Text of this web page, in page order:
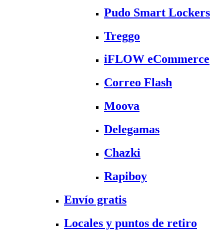
Pudo Smart Lockers
Treggo
iFLOW eCommerce
Correo Flash
Moova
Delegamas
Chazki
Rapiboy
Envío gratis
Locales y puntos de retiro